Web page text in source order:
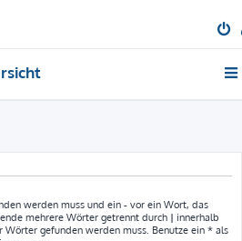
werden muss und ein - vor ein Wort, das
mehrere Wörter getrennt durch | innerhalb
Wörter gefunden werden muss. Benutze ein * als